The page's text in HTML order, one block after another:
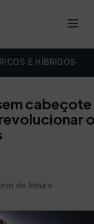
E HÍBRIDOS
cabeçote
de leitura